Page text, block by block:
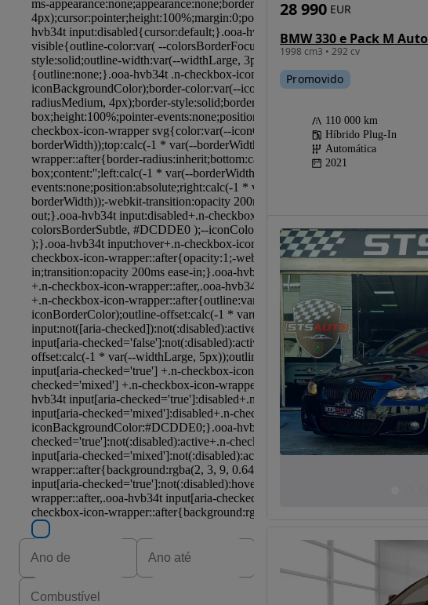
BMW 330 e Pack M Auto
1998 cm3 • 292 cv
28 990 EUR
Promovido
110 000 km
Híbrido Plug-In
Automática
2021